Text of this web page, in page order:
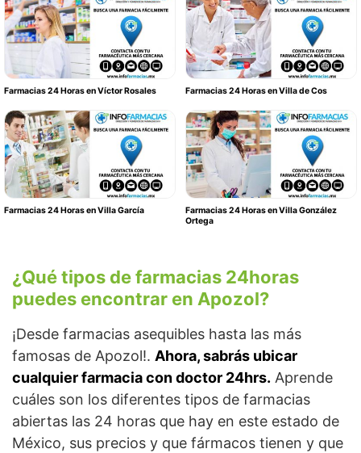
Farmacias 24 Horas en Víctor Rosales Farmacias 24 Horas en Villa de Cos
Farmacias 24 Horas en Villa García
Farmacias 24 Horas en Villa González
Ortega
¿Qué tipos de farmacias 24horas
puedes encontrar en Apozol?
¡Desde farmacias asequibles hasta las más
famosas de Apozol!. Ahora, sabrás ubicar
cualquier farmacia con doctor 24hrs. Aprende
cuáles son los diferentes tipos de farmacias
abiertas las 24 horas que hay en este estado de
México, sus precios y que fármacos tienen y que